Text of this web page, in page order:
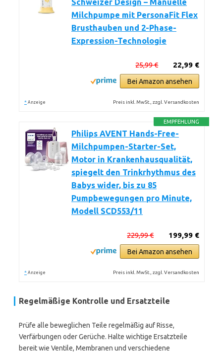
Schweizer Design – Manuelle
Milchpumpe mit PersonaFit Flex
Brusthauben und 2-Phase-
Expression-Technologie
22,99 €
25,99 €
Bei Amazon ansehen
* Anzeige Preis inkl. MwSt., zzgl. Versandkosten
EMPFEHLUNG
Philips AVENT Hands-Free-
Milchpumpen-Starter-Set,
Motor in Krankenhausqualität,
spiegelt den Trinkrhythmus des
Babys wider, bis zu 85
Pumpbewegungen pro Minute,
Modell SCD553/11
199,99 €
229,99 €
Bei Amazon ansehen
* Anzeige Preis inkl. MwSt., zzgl. Versandkosten
Regelmäßige Kontrolle und Ersatzteile
Prüfe alle beweglichen Teile regelmäßig auf Risse,
Verfärbungen oder Gerüche. Halte wichtige Ersatzteile
bereit wie Ventile, Membranen und verschiedene